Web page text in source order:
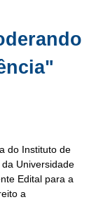
do Instituto de
Universidade
Edital para a
a